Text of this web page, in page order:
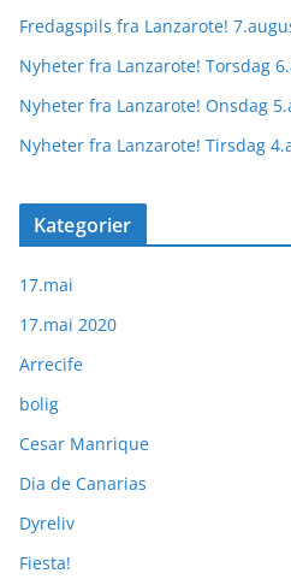
Fredagspils fra Lanzarote!
Nyheter fra Lanzarote! Torsdag
Nyheter fra Lanzarote! Onsdag
Nyheter fra Lanzarote! Tirsdag
Kategorier
17.mai
17.mai 2020
Arrecife
bolig
Cesar Manrique
Dia de Canarias
Dyreliv
Fiesta!